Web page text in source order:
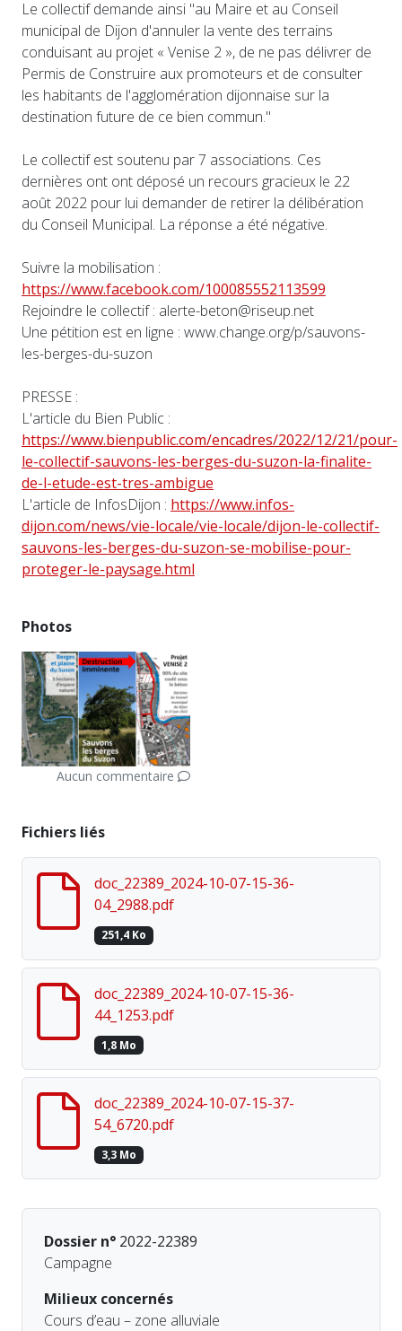
Le collectif demande ainsi "au Maire et au Conseil
municipal de Dijon d'annuler la vente des terrains
conduisant au projet « Venise 2 », de ne pas délivrer de
Permis de Construire aux promoteurs et de consulter
les habitants de l'agglomération dijonnaise sur la
destination future de ce bien commun."
Le collectif est soutenu par 7 associations. Ces
dernières ont ont déposé un recours gracieux le 22
août 2022 pour lui demander de retirer la délibération
du Conseil Municipal. La réponse a été négative.
Suivre la mobilisation :
https://www.facebook.com/100085552113599
Rejoindre le collectif : alerte-beton@riseup.net
Une pétition est en ligne : www.change.org/p/sauvons-
les-berges-du-suzon
PRESSE :
L'article du Bien Public :
https://www.bienpublic.com/encadres/2022/12/21/pour-
le-collectif-sauvons-les-berges-du-suzon-la-finalite-
de-l-etude-est-tres-ambigue
L'article de InfosDijon : https://www.infos-
dijon.com/news/vie-locale/vie-locale/dijon-le-collectif-
sauvons-les-berges-du-suzon-se-mobilise-pour-
proteger-le-paysage.html
Photos
Aucun commentaire
Fichiers liés
doc_22389_2024-10-07-15-36-
04_2988.pdf
251,4 Ko
doc_22389_2024-10-07-15-36-
44_1253.pdf
1,8 Mo
doc_22389_2024-10-07-15-37-
54_6720.pdf
3,3 Mo
Dossier n° 2022-22389
Campagne
Milieux concernés
Cours d’eau – zone alluviale